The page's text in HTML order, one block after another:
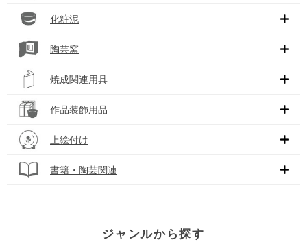
化粧泥
陶芸窯
焼成関連用具
作品装飾用品
上絵付け
書籍・陶芸関連
ジャンルから探す